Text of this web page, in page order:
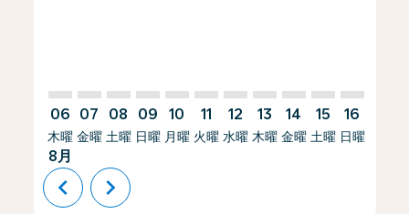
06
木曜
8月
07
金曜
08
土曜
09
日曜
10
月曜
11
火曜
12
水曜
13
木曜
14
金曜
15
土曜
16
日曜
chevron_left chevron_right